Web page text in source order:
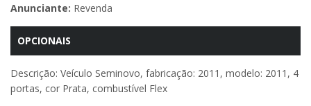
Anunciante: Revenda
OPCIONAIS
Descrição: Veículo Seminovo, fabricação: 2011, modelo: 2011, 4
portas, cor Prata, combustível Flex